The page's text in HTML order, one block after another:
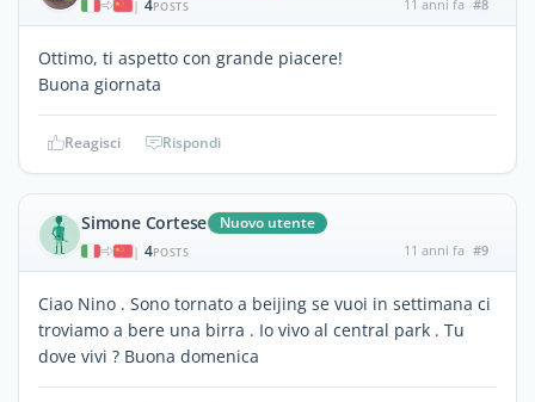
| 4POSTS 11 anni fa #8
Ottimo, ti aspetto con grande piacere!
Buona giornata
Reagisci Rispondi
Simone Cortese Nuovo utente
| 4POSTS 11 anni fa #9
Ciao Nino . Sono tornato a beijing se vuoi in settimana ci
troviamo a bere una birra . Io vivo al central park . Tu
dove vivi ? Buona domenica